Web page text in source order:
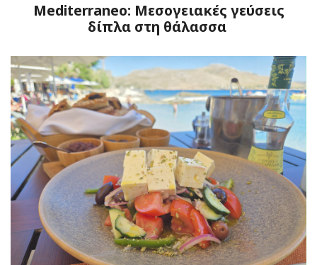
Mediterraneo: Μεσογειακές γεύσεις
δίπλα στη θάλασσα